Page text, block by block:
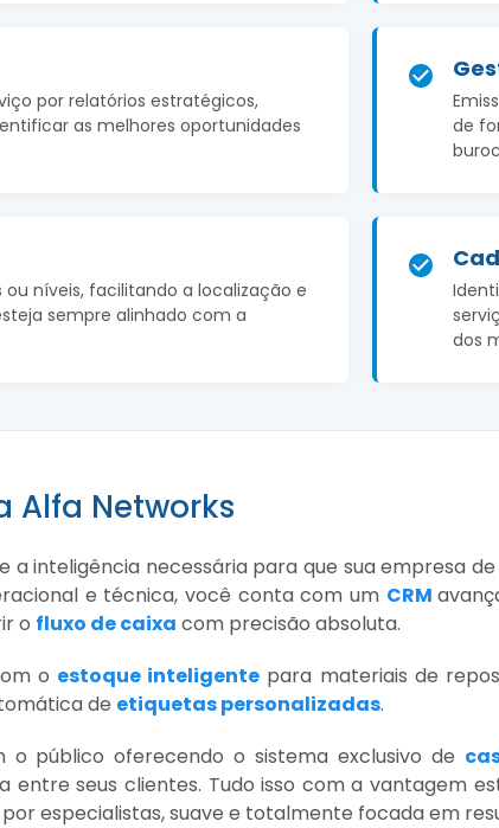
por relatórios estratégicos,
as melhores oportunidades
de
níveis, facilitando a localização e
sempre alinhado com a
dos
Alfa Networks
a inteligência necessária para que sua empresa
e técnica, você conta com um CRM
o fluxo de caixa com precisão absoluta.
o estoque inteligente para materiais de
de etiquetas personalizadas.
o público oferecendo o sistema exclusivo de
entre seus clientes. Tudo isso com a vantagem
especialistas, suave e totalmente focada em